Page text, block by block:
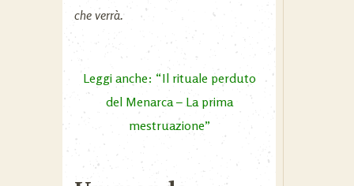
che verrà.
Leggi anche: “Il rituale perduto
del Menarca – La prima
mestruazione”